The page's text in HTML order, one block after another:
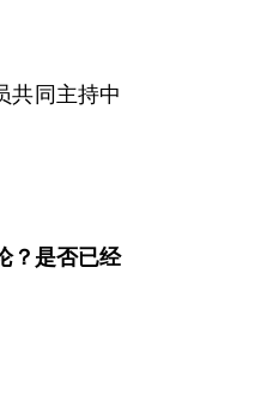
共同主持中
？ 是否已经